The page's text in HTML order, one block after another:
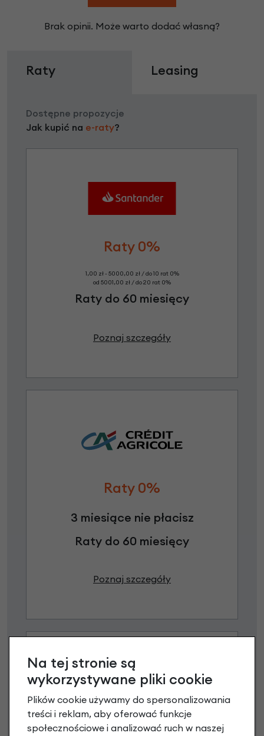
Brak opinii. Może warto dodać własną?
Raty Leasing
Dostępne propozycje
Jak kupić na e-raty?
Raty 0%
1,00 zł - 5000,00 zł / do 10 rat 0%
od 5001,00 zł / do 20 rat 0%
Raty do 60 miesięcy
Poznaj szczegóły
Raty 0%
3 miesiące nie płacisz
Raty do 60 miesięcy
Poznaj szczegóły
Raty 0%
Na tej stronie są
wykorzystywane pliki cookie
Plików cookie używamy do spersonalizowania
treści i reklam, aby oferować funkcje
społecznościowe i analizować ruch w naszej